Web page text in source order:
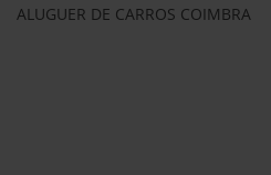
ALUGUER DE CARROS COIMBRA